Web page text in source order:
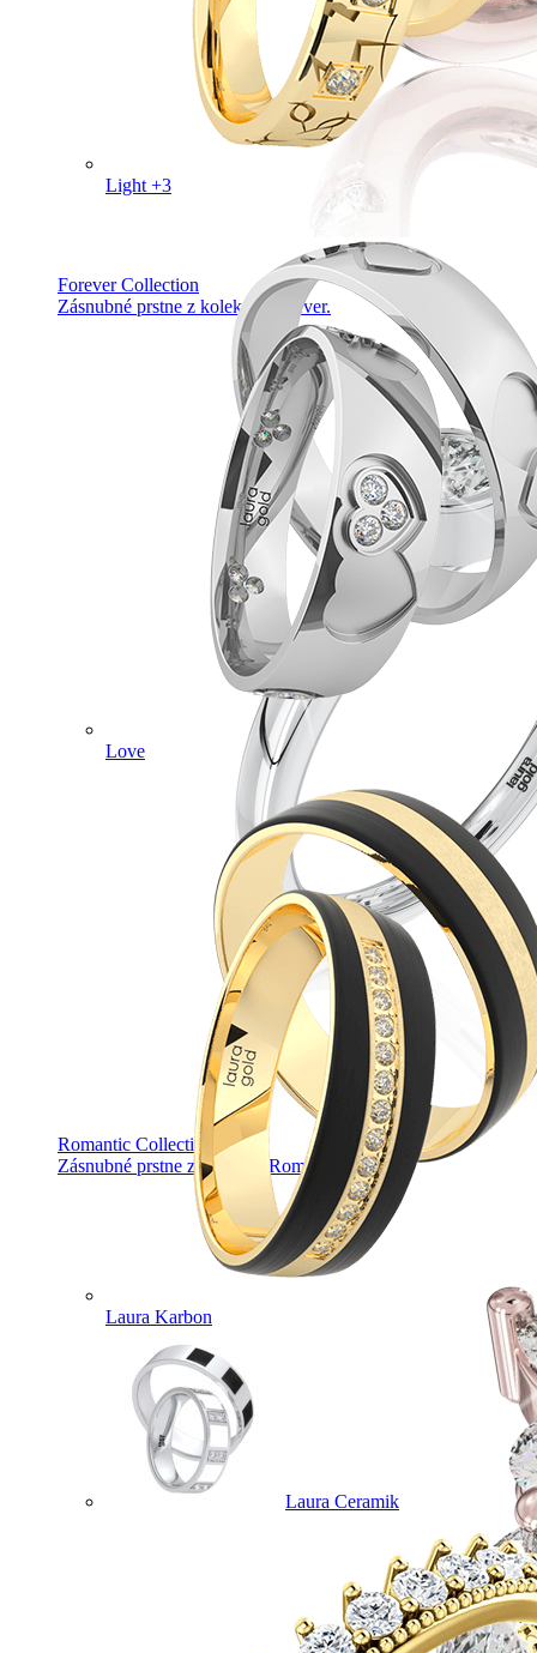
Forever Collection
Zásnubné prstne z kolekcie Forever.
Romantic Collection
Zásnubné prstne z kolekcie Romantic.
Light +3
Love
Laura Karbon
Laura Ceramik